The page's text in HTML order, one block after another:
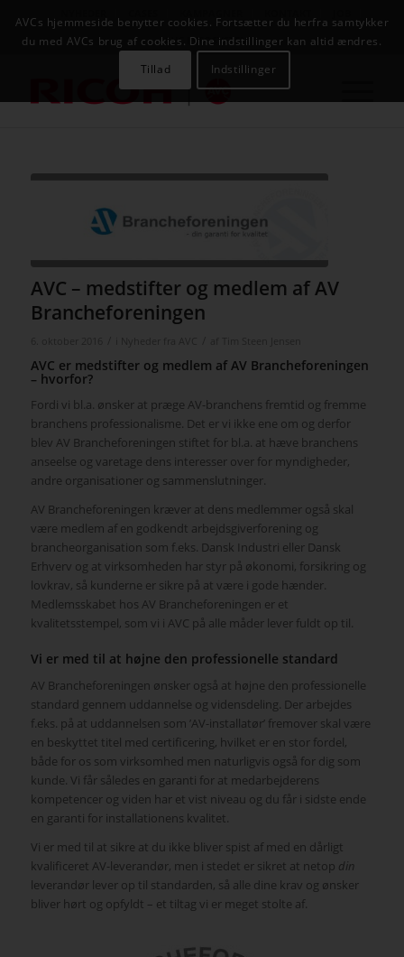
AVC INFOSYSTEM
AVC – medstifter og medlem af AV
Brancheforeningen
AVC er medstifter og medlem af AV Brancheforeningen
– hvorfor?
Fordi vi bl.a. ønsker at præge AV-branchens fremtid og fremme
branchens professionalisme. Det er vi ikke ene om og derfor
blev AV Brancheforeningen stiftet for bl.a. at hæve branchens
anseelse og varetage dens interesser over for myndigheder,
andre organisationer og sammenslutninger.
AV Brancheforeningen kræver at dens medlemmer også skal
være medlem af en godkendt arbejdsgiverforening og
brancheorganisation som f.eks. Dansk Industri eller Dansk
Erhverv og at virksomheden har styr på økonomi, forsikring og
lovkrav, så kunderne er sikre på at være i gode hænder.
Medlemsskabet hos AV Brancheforeningen er et
kvalitetsstempel, som vi i AVC på alle måder lever fuldt op til.
Vi er med til at højne den professionelle standard
AV Brancheforeningen ønsker også at højne den professionelle
standard gennem uddannelse og vidensdeling. Der arbejdes
f.eks. på at uddannelsen som ’AV-installatør’ fremover skal være
en beskyttet titel med certificering, hvilket er en stor fordel,
både for os som virksomhed men naturligvis også for dig som
kunde. Vi får således en garanti for at medarbejderens
kompetencer og viden har et vist niveau og du får i sidste ende
en garanti for installationens kvalitet.
Vi er med til at sikre at du ikke bliver spist af med en dårligt
kvalificeret AV-leverandør, men i stedet er sikret at netop din
leverandør lever op til standarden, så alle dine krav og ønsker
bliver hørt og opfyldt – et tiltag vi er meget stolte af.
AVCs hjemmeside benytter cookies. Fortsætter du herfra samtykker
du med AVCs brug af cookies. Dine indstillinger kan altid ændres.
Tillad
Indstillinger